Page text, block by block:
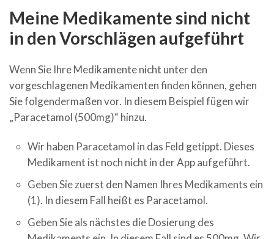
Meine Medikamente sind nicht
in den Vorschlägen aufgeführt
Wenn Sie Ihre Medikamente nicht unter den
vorgeschlagenen Medikamenten finden können, gehen
Sie folgendermaßen vor. In diesem Beispiel fügen wir
„Paracetamol (500mg)“ hinzu.
Wir haben Paracetamol in das Feld getippt. Dieses
Medikament ist noch nicht in der App aufgeführt.
Geben Sie zuerst den Namen Ihres Medikaments ein
(1). In diesem Fall heißt es Paracetamol.
Geben Sie als nächstes die Dosierung des